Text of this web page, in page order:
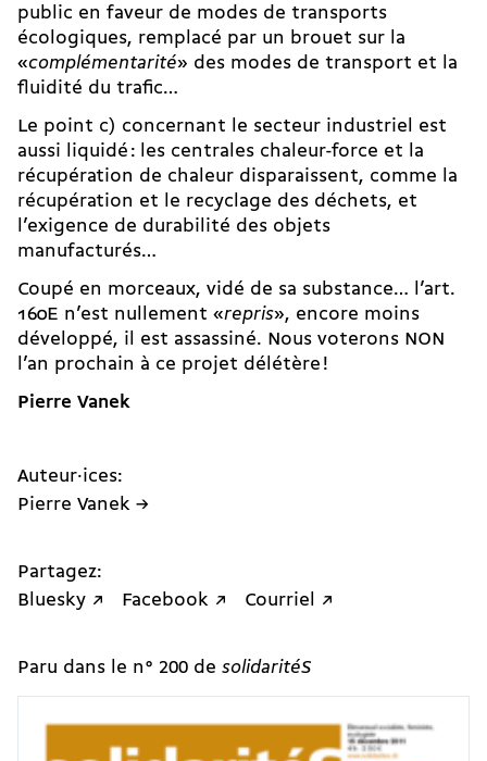
public en faveur de modes de transports
écologiques, remplacé par un brouet sur la
«complémentarité» des modes de transport et la
fluidité du trafic…
Le point c) concernant le secteur industriel est
aussi liquidé : les centrales chaleur-force et la
récupération de chaleur disparaissent, comme la
récupération et le recyclage des déchets, et
l’exigence de durabilité des objets
manufacturés…
Coupé en morceaux, vidé de sa substance… l’art.
160E n’est nullement «repris», encore moins
développé, il est assassiné. Nous voterons NON
l’an prochain à ce projet délétère !
Pierre Vanek
Auteur·ices:
Pierre Vanek →
Partagez:
Bluesky ↗
Facebook ↗ Courriel ↗
Paru dans le n° 200 de solidaritéS